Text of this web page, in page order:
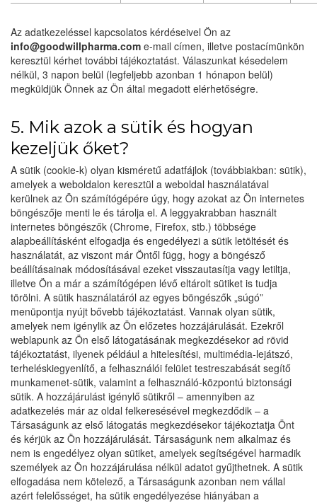
Az adatkezeléssel kapcsolatos kérdéseivel Ön az
info@goodwillpharma.com e-mail címen, illetve postacímünkön
keresztül kérhet további tájékoztatást. Válaszunkat késedelem
nélkül, 3 napon belül (legfeljebb azonban 1 hónapon belül)
megküldjük Önnek az Ön által megadott elérhetőségre.
5. Mik azok a sütik és hogyan
kezeljük őket?
A sütik (cookie-k) olyan kisméretű adatfájlok (továbbiakban: sütik),
amelyek a weboldalon keresztül a weboldal használatával
kerülnek az Ön számítógépére úgy, hogy azokat az Ön internetes
böngészője menti le és tárolja el. A leggyakrabban használt
internetes böngészők (Chrome, Firefox, stb.) többsége
alapbeállításként elfogadja és engedélyezi a sütik letöltését és
használatát, az viszont már Öntől függ, hogy a böngésző
beállításainak módosításával ezeket visszautasítja vagy letiltja,
illetve Ön a már a számítógépen lévő eltárolt sütiket is tudja
törölni. A sütik használatáról az egyes böngészők „súgó”
menüpontja nyújt bővebb tájékoztatást. Vannak olyan sütik,
amelyek nem igénylik az Ön előzetes hozzájárulását. Ezekről
weblapunk az Ön első látogatásának megkezdésekor ad rövid
tájékoztatást, ilyenek például a hitelesítési, multimédia-lejátszó,
terheléskiegyenlítő, a felhasználói felület testreszabását segítő
munkamenet-sütik, valamint a felhasználó-központú biztonsági
sütik. A hozzájárulást igénylő sütikről – amennyiben az
adatkezelés már az oldal felkeresésével megkezdődik – a
Társaságunk az első látogatás megkezdésekor tájékoztatja Önt
és kérjük az Ön hozzájárulását. Társaságunk nem alkalmaz és
nem is engedélyez olyan sütiket, amelyek segítségével harmadik
személyek az Ön hozzájárulása nélkül adatot gyűjthetnek. A sütik
elfogadása nem kötelező, a Társaságunk azonban nem vállal
azért felelősséget, ha sütik engedélyezése hiányában a